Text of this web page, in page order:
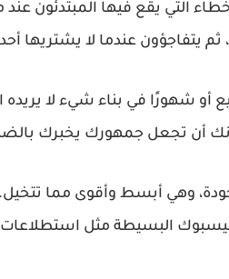
التي يقع فيها المبتدئون عند
ثم يتفاجؤون عندما لا يشتريها
أو شهورًا في بناء شيء لا
أن تجعل جمهورك يخبرك
وهي أبسط وأقوى مما تتخيل.
البسيطة مثل استطلاعات